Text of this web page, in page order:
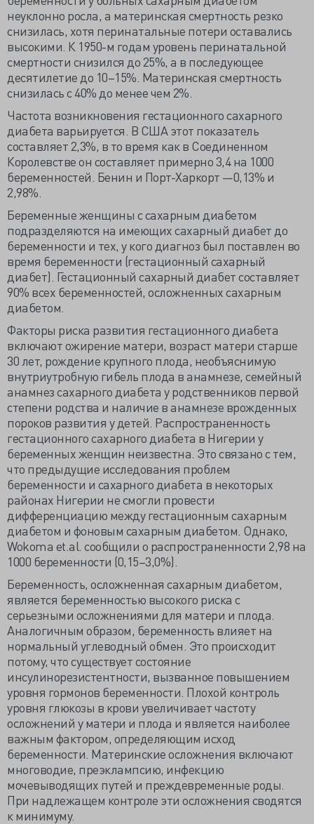
неуклонно росла, а материнская смертность резко
снизилась, хотя перинатальные потери оставались
высокими. К 1950-м годам уровень перинатальной
смертности снизился до 25%, а в последующее
десятилетие до 10–15%. Материнская смертность
снизилась с 40% до менее чем 2%.
Частота возникновения гестационного сахарного
диабета варьируется. В США этот показатель
составляет 2,3%, в то время как в Соединенном
Королевстве он составляет примерно 3,4 на 1000
беременностей. Бенин и Порт-Харкорт —0,13% и
2,98%.
Беременные женщины с сахарным диабетом
подразделяются на имеющих сахарный диабет до
беременности и тех, у кого диагноз был поставлен во
время беременности (гестационный сахарный
диабет). Гестационный сахарный диабет составляет
90% всех беременностей, осложненных сахарным
диабетом.
Факторы риска развития гестационного диабета
включают ожирение матери, возраст матери старше
30 лет, рождение крупного плода, необъяснимую
внутриутробную гибель плода в анамнезе, семейный
анамнез сахарного диабета у родственников первой
степени родства и наличие в анамнезе врожденных
пороков развития у детей. Распространенность
гестационного сахарного диабета в Нигерии у
беременных женщин неизвестна. Это связано с тем,
что предыдущие исследования проблем
беременности и сахарного диабета в некоторых
районах Нигерии не смогли провести
дифференциацию между гестационным сахарным
диабетом и фоновым сахарным диабетом. Однако,
Wokoma et.al. сообщили о распространенности 2,98 на
1000 беременности (0,15–3,0%).
Беременность, осложненная сахарным диабетом,
является беременностью высокого риска с
серьезными осложнениями для матери и плода.
Аналогичным образом, беременность влияет на
нормальный углеводный обмен. Это происходит
потому, что существует состояние
инсулинорезистентности, вызванное повышением
уровня гормонов беременности. Плохой контроль
уровня глюкозы в крови увеличивает частоту
осложнений у матери и плода и является наиболее
важным фактором, определяющим исход
беременности. Материнские осложнения включают
многоводие, преэклампсию, инфекцию
мочевыводящих путей и преждевременные роды.
При надлежащем контроле эти осложнения сводятся
к минимуму.